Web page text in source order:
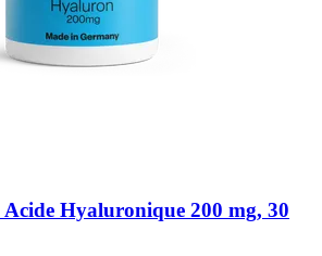
Acide Hyaluronique 200 mg, 30